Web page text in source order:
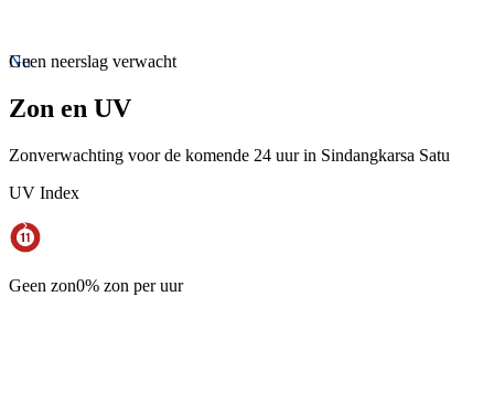
Nu
Geen neerslag verwacht
Zon en UV
Zonverwachting voor de komende 24 uur in Sindangkarsa Satu
UV Index
Geen zon0% zon per uur